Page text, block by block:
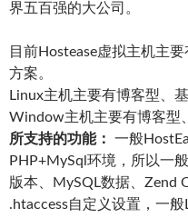
界五百强的大公司。
目前Hostease虚拟主机主
方案。
Linux主机主要有博客型、
Window主机主要有博客型
所支持的功能：
一般
PHP+MySql环境，所以一
版本、MySQL数据、Zend
.htaccess自定义设置，一